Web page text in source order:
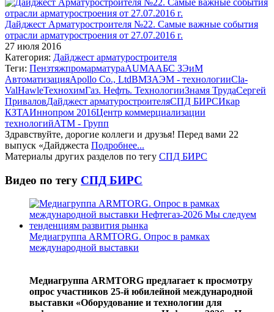
Дайджест Арматуростроителя №22. Самые важные события
отрасли арматуростроения от 27.07.2016 г.
27 июля 2016
Категория: Дайджест арматуростроителя
Теги: ПензтяжпромарматураAUMAАБС ЗЭиМ
АвтоматизацияApollo Co., LtdВМЗАЭМ - технологииCla-
ValHawleТехнохимГаз. Нефть. ТехнологииЗнамя ТрудаСергей
ПриваловДайджест арматуростроителяСПД БИРСИкар
КЗТАИннопром 2016Центр коммерциализации
технологийАТМ - Групп
Здравствуйте, дорогие коллеги и друзья! Перед вами 22
выпуск «Дайджеста Подробнее...
Материалы других разделов по тегу СПД БИРС
Видео по тегу СПД БИРС
Медиагруппа ARMTORG. Опрос в рамках
международной выставки
Медиагруппа ARMTORG предлагает к просмотру
опрос участников 25-й юбилейной международной
выставки «Оборудование и технологии для